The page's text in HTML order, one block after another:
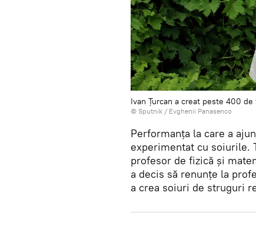
Ivan Țurcan a creat peste 400
© Sputnik / Evghenii Panasenco
Performanța la care a
experimentat cu soiurile.
profesor de fizică și
a decis să renunțe la
a crea soiuri de struguri